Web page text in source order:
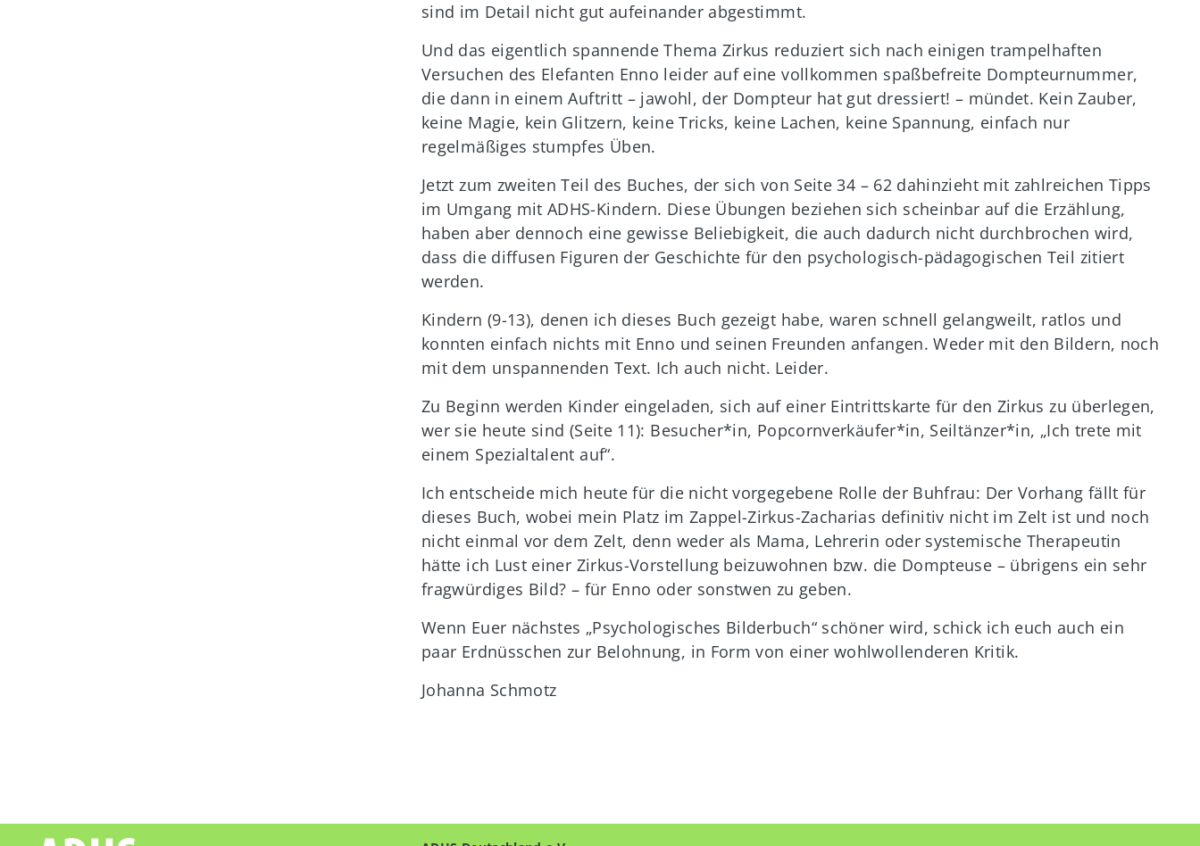
sind im Detail nicht gut aufeinander abgestimmt.
Und das eigentlich spannende Thema Zirkus reduziert sich nach einigen trampelhaften
Versuchen des Elefanten Enno leider auf eine vollkommen spaßbefreite Dompteurnummer,
die dann in einem Auftritt – jawohl, der Dompteur hat gut dressiert! – mündet. Kein Zauber,
keine Magie, kein Glitzern, keine Tricks, keine Lachen, keine Spannung, einfach nur
regelmäßiges stumpfes Üben.
Jetzt zum zweiten Teil des Buches, der sich von Seite 34 – 62 dahinzieht mit zahlreichen Tipps
im Umgang mit ADHS-Kindern. Diese Übungen beziehen sich scheinbar auf die Erzählung,
haben aber dennoch eine gewisse Beliebigkeit, die auch dadurch nicht durchbrochen wird,
dass die diffusen Figuren der Geschichte für den psychologisch-pädagogischen Teil zitiert
werden.
Kindern (9-13), denen ich dieses Buch gezeigt habe, waren schnell gelangweilt, ratlos und
konnten einfach nichts mit Enno und seinen Freunden anfangen. Weder mit den Bildern, noch
mit dem unspannenden Text. Ich auch nicht. Leider.
Zu Beginn werden Kinder eingeladen, sich auf einer Eintrittskarte für den Zirkus zu überlegen,
wer sie heute sind (Seite 11): Besucher*in, Popcornverkäufer*in, Seiltänzer*in, „Ich trete mit
einem Spezialtalent auf“.
Ich entscheide mich heute für die nicht vorgegebene Rolle der Buhfrau: Der Vorhang fällt für
dieses Buch, wobei mein Platz im Zappel-Zirkus-Zacharias definitiv nicht im Zelt ist und noch
nicht einmal vor dem Zelt, denn weder als Mama, Lehrerin oder systemische Therapeutin
hätte ich Lust einer Zirkus-Vorstellung beizuwohnen bzw. die Dompteuse – übrigens ein sehr
fragwürdiges Bild? – für Enno oder sonstwen zu geben.
Wenn Euer nächstes „Psychologisches Bilderbuch“ schöner wird, schick ich euch auch ein
paar Erdnüsschen zur Belohnung, in Form von einer wohlwollenderen Kritik.
Johanna Schmotz